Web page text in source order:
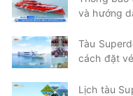
và hướng
Tàu
cách đặt
Lịch tàu